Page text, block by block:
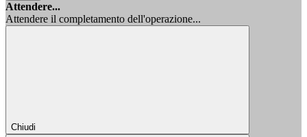
Attendere...
Attendere il completamento dell'operazione...
Chiudi